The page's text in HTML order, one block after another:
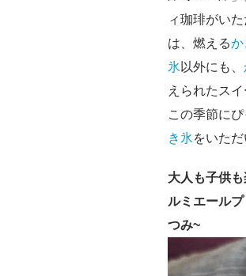
ィ珈琲がい
は、燃えるか
氷 以外にも、
えられたス
この季節に
き氷をいた
大人も子供
ルミエール
つみ~